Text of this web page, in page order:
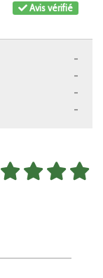
Avis vérifié
-
-
-
-